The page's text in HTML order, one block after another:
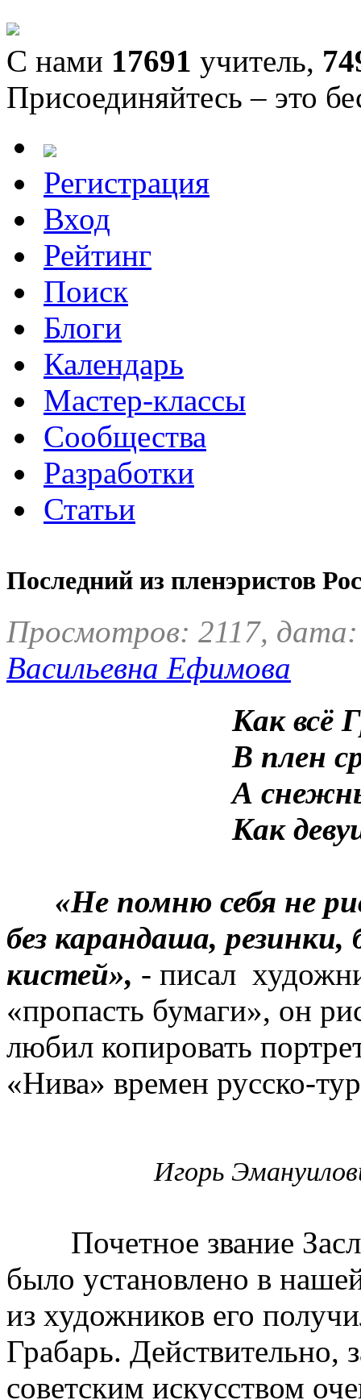
С нами 17691 учитель,
Присоединяйтесь – это
Регистрация
Вход
Рейтинг
Поиск
Блоги
Календарь
Мастер-классы
Сообщества
Разработки
Статьи
Последний из пленэристов
Просмотров: 2117,
Васильевна Ефимова
Как всё
В плен
А
Как
«Не помню себя не
без карандаша, резинки,
кистей», - писал
«пропасть бумаги», он
любил копировать
«Нива» времен русско-
Игорь
Почетное звание
было установлено в
из художников его
Грабарь. Действительно,
советским искусством